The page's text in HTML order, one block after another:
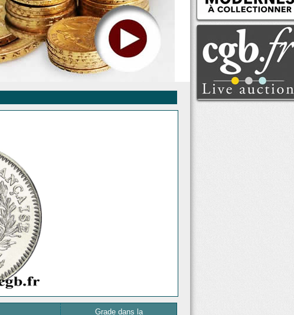
E-auction n°695
Voir tous les lots
Clôture : lundi 10 août
2026 à partir de 14:00
(Paris)
Grade dans la